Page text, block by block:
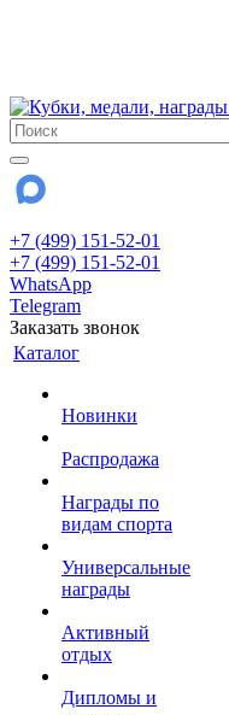
+7 (499) 151-52-01
+7 (499) 151-52-01
WhatsApp
Telegram
Заказать звонок
Каталог
Новинки
Распродажа
Награды по
видам спорта
Универсальные
награды
Активный
отдых
Дипломы и